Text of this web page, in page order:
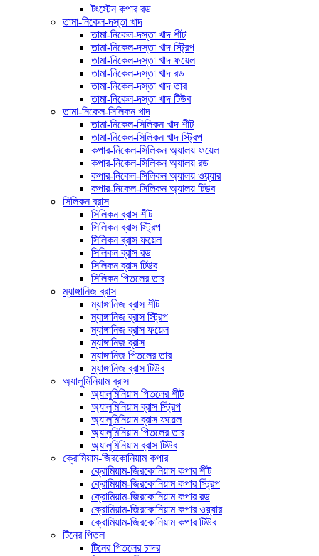
টংস্টেন কপার রড
তামা-নিকেল-দস্তা খাদ
তামা-নিকেল-দস্তা খাদ শীট
তামা-নিকেল-দস্তা খাদ স্ট্রিপ
তামা-নিকেল-দস্তা খাদ ফয়েল
তামা-নিকেল-দস্তা খাদ রড
তামা-নিকেল-দস্তা খাদ তার
তামা-নিকেল-দস্তা খাদ টিউব
তামা-নিকেল-সিলিকন খাদ
তামা-নিকেল-সিলিকন খাদ শীট
তামা-নিকেল-সিলিকন খাদ স্ট্রিপ
কপার-নিকেল-সিলিকন অ্যালয় ফয়েল
কপার-নিকেল-সিলিকন অ্যালয় রড
কপার-নিকেল-সিলিকন অ্যালয় ওয়্যার
কপার-নিকেল-সিলিকন অ্যালয় টিউব
সিলিকন ব্রাস
সিলিকন ব্রাস শীট
সিলিকন ব্রাস স্ট্রিপ
সিলিকন ব্রাস ফয়েল
সিলিকন ব্রাস রড
সিলিকন ব্রাস টিউব
সিলিকন পিতলের তার
ম্যাঙ্গানিজ ব্রাস
ম্যাঙ্গানিজ ব্রাস শীট
ম্যাঙ্গানিজ ব্রাস স্ট্রিপ
ম্যাঙ্গানিজ ব্রাস ফয়েল
ম্যাঙ্গানিজ ব্রাস
ম্যাঙ্গানিজ পিতলের তার
ম্যাঙ্গানিজ ব্রাস টিউব
অ্যালুমিনিয়াম ব্রাস
অ্যালুমিনিয়াম পিতলের শীট
অ্যালুমিনিয়াম ব্রাস স্ট্রিপ
অ্যালুমিনিয়াম ব্রাস ফয়েল
অ্যালুমিনিয়াম পিতলের তার
অ্যালুমিনিয়াম ব্রাস টিউব
ক্রোমিয়াম-জিরকোনিয়াম কপার
ক্রোমিয়াম-জিরকোনিয়াম কপার শীট
ক্রোমিয়াম-জিরকোনিয়াম কপার স্ট্রিপ
ক্রোমিয়াম-জিরকোনিয়াম কপার রড
ক্রোমিয়াম-জিরকোনিয়াম কপার ওয়্যার
ক্রোমিয়াম-জিরকোনিয়াম কপার টিউব
টিনের পিতল
টিনের পিতলের চাদর